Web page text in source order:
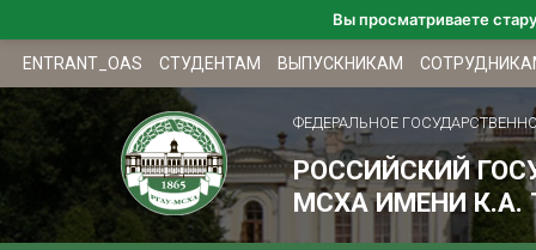
ENTRANT_OAS СТУДЕНТАМ ВЫПУСКНИКАМ
ФЕДЕРАЛЬНОЕ
РОССИЙСКИЙ
МСХА ИМЕНИ К.А.
Вы просматриваете